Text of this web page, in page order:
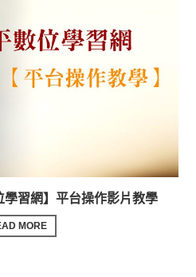
學習網】平台操作影片教學
MORE